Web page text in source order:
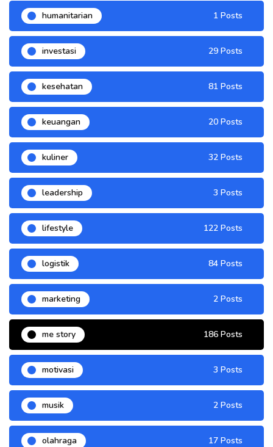
humanitarian 1 Posts
investasi 29 Posts
kesehatan 81 Posts
keuangan 20 Posts
kuliner 32 Posts
leadership 3 Posts
lifestyle 122 Posts
logistik 84 Posts
marketing 2 Posts
me story 186 Posts
motivasi 3 Posts
musik 2 Posts
olahraga 17 Posts